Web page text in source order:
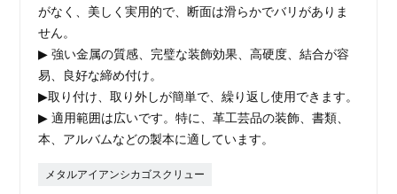
がなく、美しく実用的で、断面は滑らかでバリがありま
せん。
▶ 強い金属の質感、完璧な装飾効果、高硬度、結合が容
易、良好な締め付け。
▶取り付け、取り外しが簡単で、繰り返し使用できます。
▶ 適用範囲は広いです。特に、革工芸品の装飾、書類、
本、アルバムなどの製本に適しています。
メタルアイアンシカゴスクリュー